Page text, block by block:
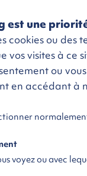
3008
+ Toit Pano et Caméra
145 e-DSC6
Loyer
460 € TTC
est une
cookies ou
visites à ce
ou
en accédant à
ou avec